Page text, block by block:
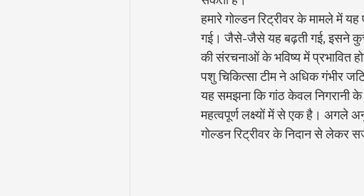
हमारे गोल्डन रिट्रीवर के मामले में
गई। जैसे-जैसे यह बढ़ती गई, इसने
की संरचनाओं के भविष्य में प्रभावित
पशु चिकित्सा टीम ने अधिक गंभीर
यह समझना कि गांठ केवल निगरानी
महत्वपूर्ण लक्ष्यों में से एक है। अगले
गोल्डन रिट्रीवर के निदान से लेकर